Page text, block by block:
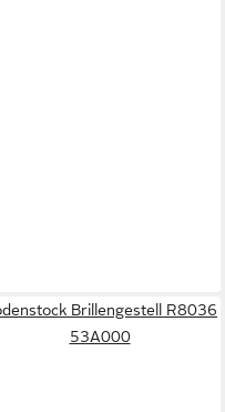
Brillengestell R8036
53A000